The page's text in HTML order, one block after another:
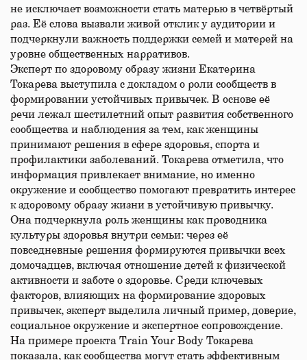
не исключает возможности стать матерью в четвёртый
раз. Её слова вызвали живой отклик у аудитории и
подчеркнули важность поддержки семей и матерей на
уровне общественных нарративов.
Эксперт по здоровому образу жизни Екатерина
Токарева выступила с докладом о роли сообществ в
формировании устойчивых привычек. В основе её
речи лежал шестилетний опыт развития собственного
сообщества и наблюдения за тем, как женщины
принимают решения в сфере здоровья, спорта и
профилактики заболеваний. Токарева отметила, что
информация привлекает внимание, но именно
окружение и сообщество помогают превратить интерес
к здоровому образу жизни в устойчивую привычку.
Она подчеркнула роль женщины как проводника
культуры здоровья внутри семьи: через её
повседневные решения формируются привычки всех
домочадцев, включая отношение детей к физической
активности и заботе о здоровье. Среди ключевых
факторов, влияющих на формирование здоровых
привычек, эксперт выделила личный пример, доверие,
социальное окружение и экспертное сопровождение.
На примере проекта Train Your Body Токарева
показала, как сообщества могут стать эффективным